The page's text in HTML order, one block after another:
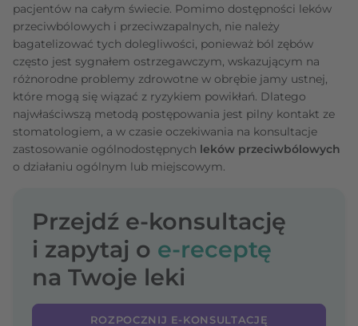
pacjentów na całym świecie. Pomimo dostępności leków
przeciwbólowych i przeciwzapalnych, nie należy
bagatelizować tych dolegliwości, ponieważ ból zębów
często jest sygnałem ostrzegawczym, wskazującym na
różnorodne problemy zdrowotne w obrębie jamy ustnej,
które mogą się wiązać z ryzykiem powikłań. Dlatego
najwłaściwszą metodą postępowania jest pilny kontakt ze
stomatologiem, a w czasie oczekiwania na konsultacje
zastosowanie ogólnodostępnych leków przeciwbólowych
o działaniu ogólnym lub miejscowym.
Przejdź e-konsultację
i zapytaj o e-receptę
na Twoje leki
ROZPOCZNIJ E-KONSULTACJĘ